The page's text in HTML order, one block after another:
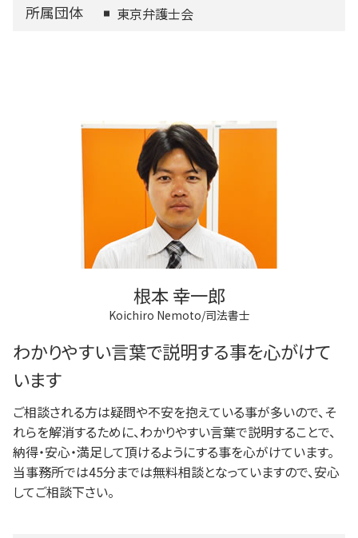
所属団体 東京弁護士会
根本 幸一郎
Koichiro Nemoto/司法書士
わかりやすい言葉で説明する事を心がけて
います
ご相談される方は疑問や不安を抱えている事が多いので、そ
れらを解消するために、わかりやすい言葉で説明することで、
納得・安心・満足して頂けるようにする事を心がけています。
当事務所では45分までは無料相談となっていますので、安心
してご相談下さい。